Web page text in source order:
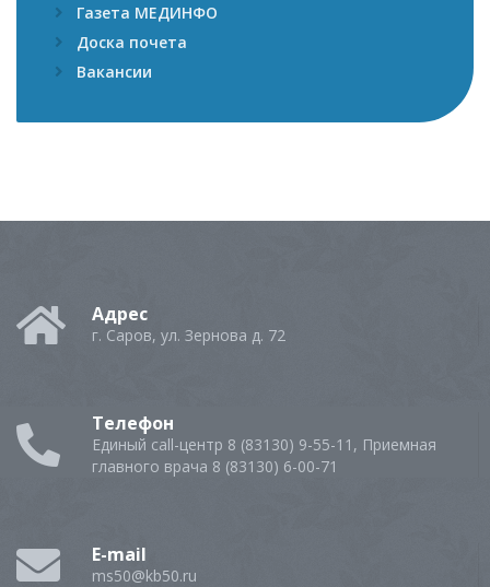
Газета МЕДИНФО
Доска почета
Вакансии
Адрес
г. Саров, ул. Зернова д. 72
Телефон
Единый call-центр 8 (83130) 9-55-11, Приемная
главного врача 8 (83130) 6-00-71
E-mail
ms50@kb50.ru